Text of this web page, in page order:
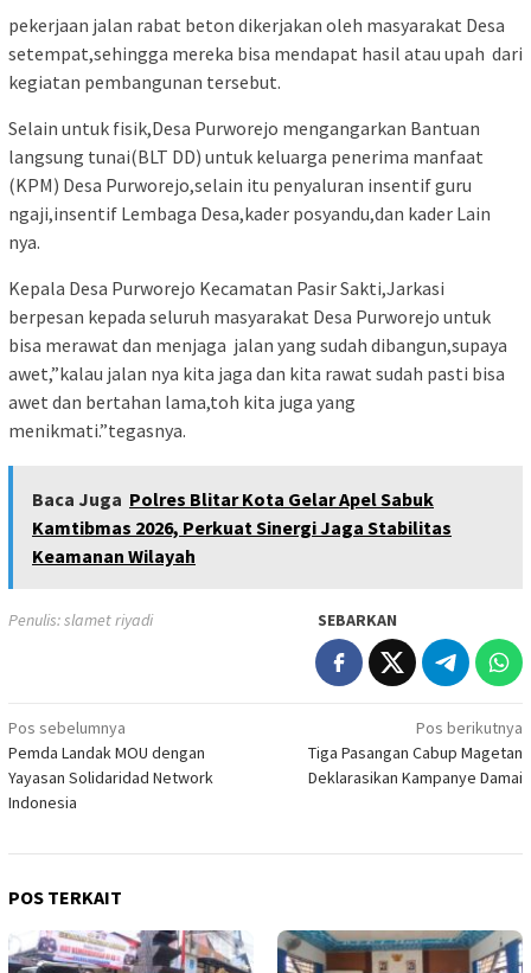
pekerjaan jalan rabat beton dikerjakan oleh masyarakat Desa
setempat,sehingga mereka bisa mendapat hasil atau upah dari
kegiatan pembangunan tersebut.
Selain untuk fisik,Desa Purworejo mengangarkan Bantuan
langsung tunai(BLT DD) untuk keluarga penerima manfaat
(KPM) Desa Purworejo,selain itu penyaluran insentif guru
ngaji,insentif Lembaga Desa,kader posyandu,dan kader Lain
nya.
Kepala Desa Purworejo Kecamatan Pasir Sakti,Jarkasi
berpesan kepada seluruh masyarakat Desa Purworejo untuk
bisa merawat dan menjaga jalan yang sudah dibangun,supaya
awet,”kalau jalan nya kita jaga dan kita rawat sudah pasti bisa
awet dan bertahan lama,toh kita juga yang
menikmati.”tegasnya.
Baca Juga Polres Blitar Kota Gelar Apel Sabuk
Kamtibmas 2026, Perkuat Sinergi Jaga Stabilitas
Keamanan Wilayah
Penulis: slamet riyadi SEBARKAN
Navigasi
pos
Pos sebelumnya
Pemda Landak MOU dengan
Yayasan Solidaridad Network
Indonesia
Pos berikutnya
Tiga Pasangan Cabup Magetan
Deklarasikan Kampanye Damai
POS TERKAIT